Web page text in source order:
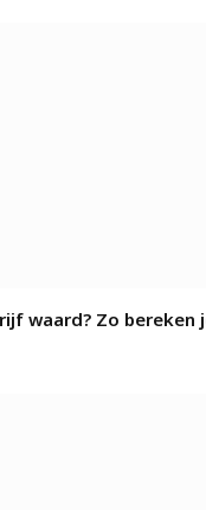
waard? Zo bereken